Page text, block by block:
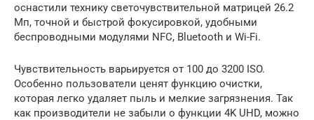
оснастили технику светочувствительной матрицей 26.2
Мп, точной и быстрой фокусировкой, удобными
беспроводными модулями NFC, Bluetooth и Wi-Fi.
Чувствительность варьируется от 100 до 3200 ISO.
Особенно пользователи ценят функцию очистки,
которая легко удаляет пыль и мелкие загрязнения. Так
как производители не забыли о функции 4K UHD, можно